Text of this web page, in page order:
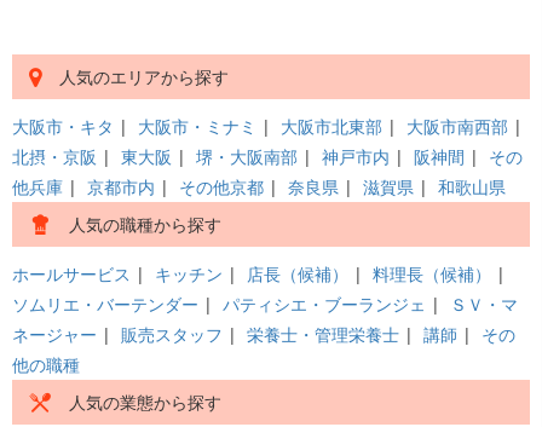
人気のエリアから探す
大阪市・キタ | 大阪市・ミナミ | 大阪市北東部 | 大阪市南西部 |
北摂・京阪 | 東大阪 | 堺・大阪南部 | 神戸市内 | 阪神間 | その
他兵庫 | 京都市内 | その他京都 | 奈良県 | 滋賀県 | 和歌山県
人気の職種から探す
ホールサービス | キッチン | 店長（候補） | 料理長（候補）
|
ソムリエ・バーテンダー | パティシエ・ブーランジェ |
ＳＶ・マ
ネージャー | 販売スタッフ | 栄養士・管理栄養士 | 講師 | その
他の職種
人気の業態から探す